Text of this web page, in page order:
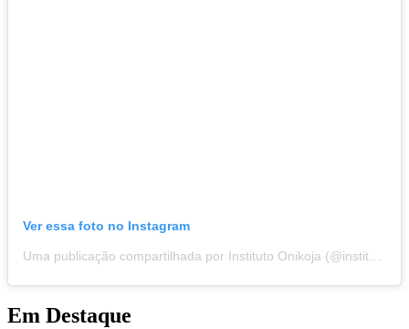
Ver essa foto no Instagram
Uma publicação compartilhada por Instituto Onikoja (@instituto_onikoja)
Em Destaque